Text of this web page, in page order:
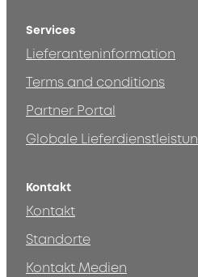
Services
Lieferanteninformation
Terms and conditions
Partner Portal
Globale
Kontakt
Kontakt
Standorte
Kontakt Medien